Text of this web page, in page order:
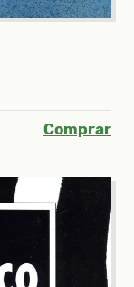
Comprar